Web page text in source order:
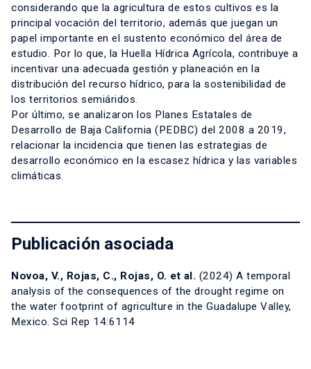
considerando que la agricultura de estos cultivos es la
principal vocación del territorio, además que juegan un
papel importante en el sustento económico del área de
estudio. Por lo que, la Huella Hídrica Agrícola, contribuye a
incentivar una adecuada gestión y planeación en la
distribución del recurso hídrico, para la sostenibilidad de
los territorios semiáridos.
Por último, se analizaron los Planes Estatales de
Desarrollo de Baja California (PEDBC) del 2008 a 2019,
relacionar la incidencia que tienen las estrategias de
desarrollo económico en la escasez hídrica y las variables
climáticas.
Publicación asociada
Novoa, V., Rojas, C., Rojas, O. et al. (2024) A temporal
analysis of the consequences of the drought regime on
the water footprint of agriculture in the Guadalupe Valley,
Mexico. Sci Rep 14:6114